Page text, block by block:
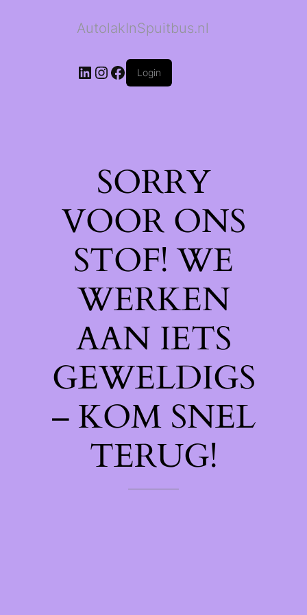
AutolakInSpuitbus.nl
LinkedIn
Instagram
Facebook
Login
SORRY
VOOR ONS
STOF! WE
WERKEN
AAN IETS
GEWELDIGS
– KOM SNEL
TERUG!